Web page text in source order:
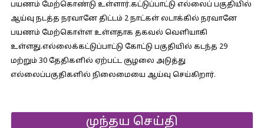
பயணம் மேற்கொண்டு உள்ளார்.கட்டுப்பாட்டு எல்லைப் பகுதியில்
ஆய்வு நடத்த நரவானே திட்டம் 2 நாட்கள் லடாக்கில் நரவானே
பயணம் மேற்கொள்ள உள்ளதாக தகவல் வெளியாகி
உள்ளது.எல்லைக்கட்டுப்பாட்டு கோட்டு பகுதியில் கடந்த 29
மற்றும் 30 தேதிகளில் ஏற்பட்ட சூழலை அடுத்து
எல்லைப்பகுதிகளில் நிலைமையை ஆய்வு செய்கிறார்.
முந்தய செய்தி